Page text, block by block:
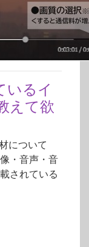
るイ
えて欲
について
・音声・音
されている